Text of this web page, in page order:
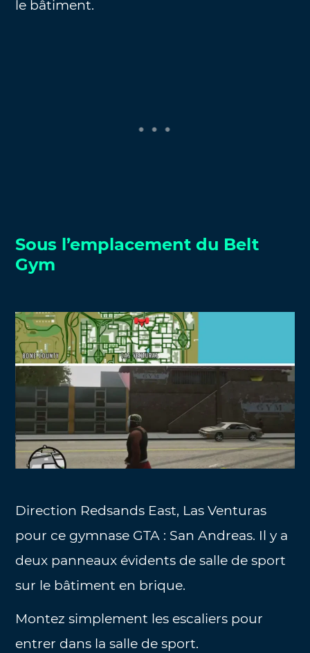
le bâtiment.
Sous l’emplacement du Belt
Gym
Direction Redsands East, Las Venturas
pour ce gymnase GTA : San Andreas. Il y a
deux panneaux évidents de salle de sport
sur le bâtiment en brique.
Montez simplement les escaliers pour
entrer dans la salle de sport.